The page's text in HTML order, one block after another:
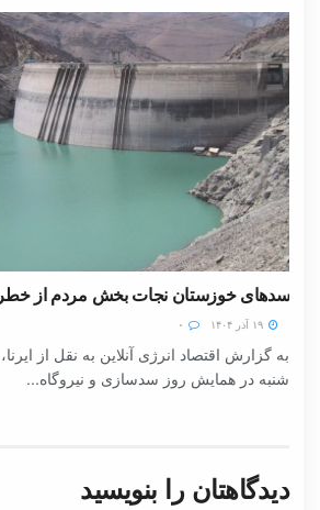
سدهای خوزستان نجات بخش مردم از
به گزارش اقتصاد انرژی آنلاین به نقل از
شنبه در همایش روز سدسازی و نیروگاه...
دیدگاهتان را بنویسید